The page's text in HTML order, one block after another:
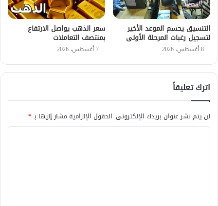
التنسيق يحسم الموعد الأخير
لتسجيل رغبات المرحلة الأولى
8 أغسطس، 2026
سعر الذهب يواصل الارتفاع
بمنتصف التعاملات
7 أغسطس، 2026
اترك تعليقاً
لن يتم نشر عنوان بريدك الإلكتروني. الحقول الإلزامية مشار إليها بـ*